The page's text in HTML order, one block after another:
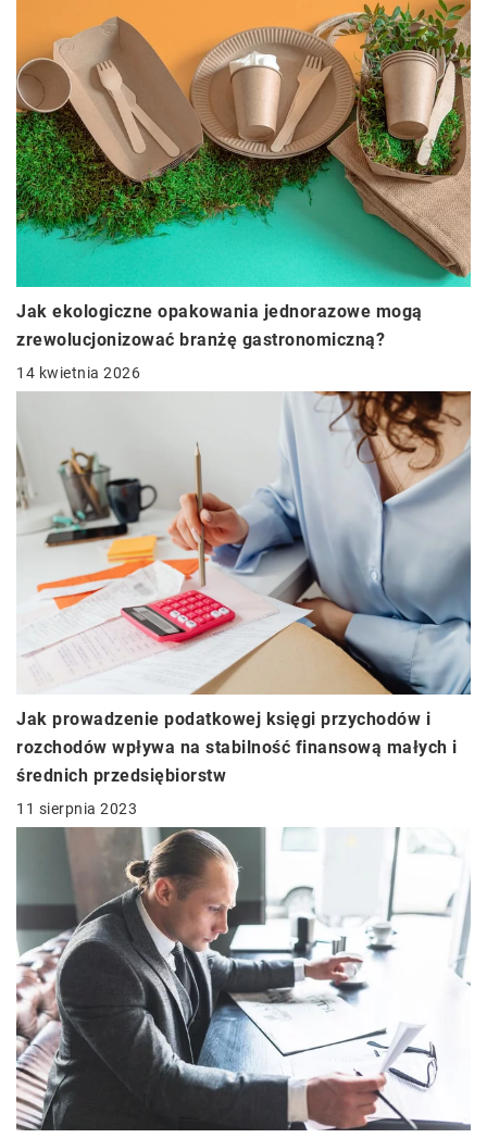
Jak ekologiczne opakowania jednorazowe mogą
zrewolucjonizować branżę gastronomiczną?
14 kwietnia 2026
Jak prowadzenie podatkowej księgi przychodów i
rozchodów wpływa na stabilność finansową małych i
średnich przedsiębiorstw
11 sierpnia 2023